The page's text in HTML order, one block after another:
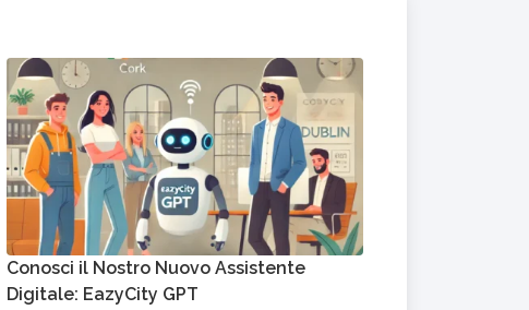
Conosci il Nostro Nuovo Assistente
Digitale: EazyCity GPT